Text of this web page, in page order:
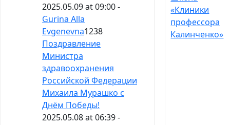
2025.05.09 at 09:00 -
Gurina Alla
Evgenevna1238
Поздравление
Министра
здравоохранения
Российской Федерации
Михаила Мурашко с
Днём Победы!
2025.05.08 at 06:39 -
«Клиники
профессора
Калинченко»